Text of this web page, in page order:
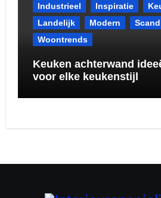
Industrieel Inspiratie
Landelijk
Modern
Woontrends
Keuken achterwand
voor elke keukenstijl